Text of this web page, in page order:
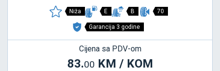
Niža E B 70
Garancija 3 godine
Cijena sa PDV-om
83.00 KM / KOM